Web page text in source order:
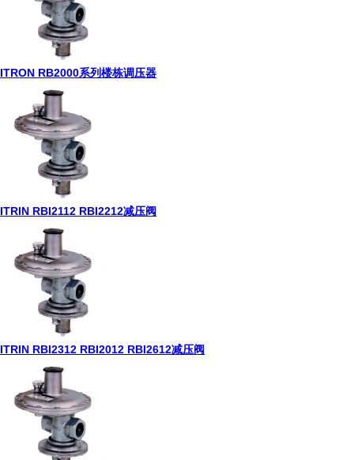
ITRON RB2000系列楼栋调压器
ITRIN RBI2112 RBI2212减压阀
ITRIN RBI2312 RBI2012 RBI2612减压阀